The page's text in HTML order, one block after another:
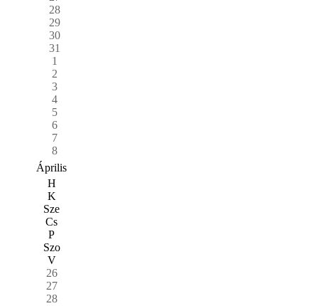
28
29
30
31
1
2
3
4
5
6
7
8
Április
H
K
Sze
Cs
P
Szo
V
26
27
28